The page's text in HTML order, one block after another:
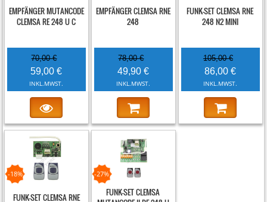
EMPFÄNGER MUTANCODE
CLEMSA RE 248 U C
70,00 €
59,00 €
INKL.MWST.
EMPFÄNGER CLEMSA RNE
248
78,00 €
49,90 €
INKL.MWST.
FUNK-SET CLEMSA RNE
248 N2 MINI
105,00 €
86,00 €
INKL.MWST.
-18%
FUNK-SET CLEMSA RNE
-27%
FUNK-SET CLEMSA